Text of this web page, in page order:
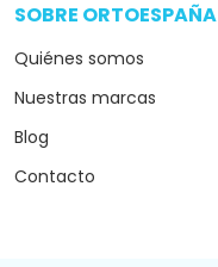
SOBRE ORTOESPAÑA
Quiénes somos
Nuestras marcas
Blog
Contacto